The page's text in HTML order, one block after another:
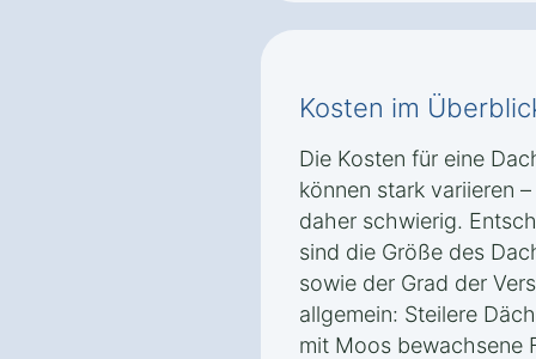
Kosten im
Die Kosten für eine
können stark variieren
daher schwierig.
sind die Größe des
sowie der Grad der
allgemein: Steilere
mit Moos bewachsene